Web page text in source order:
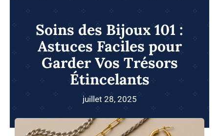
Grand SeikoSoins des Bijoux 101 :
Astuces Faciles pour
Garder Vos Trésors
Étincelants
juillet 28, 2025